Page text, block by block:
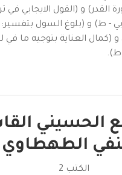
القدر) و (القول الايجابي في
- ط) و (بلوغ السول
(كمال العناية بتوجيه ما
ط).
الحسيني
الطهطاوي
الكتب 2